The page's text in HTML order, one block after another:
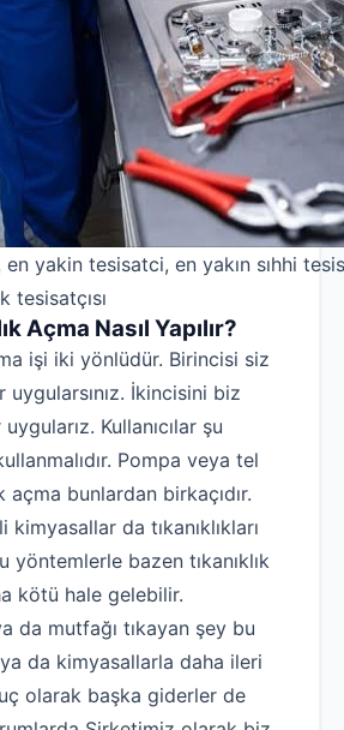
yakin tesisatci, en yakın sıhhi
tesisatçısı
Açma Nasıl Yapılır?
işi iki yönlüdür. Birincisi siz
uygularsınız. İkincisini biz
Kullanıcılar şu
Pompa veya tel
açma bunlardan birkaçıdır.
kimyasallar da tıkanıklıkları
yöntemlerle bazen tıkanıklık
kötü hale gelebilir.
da mutfağı tıkayan şey bu
da kimyasallarla daha ileri
olarak başka giderler de